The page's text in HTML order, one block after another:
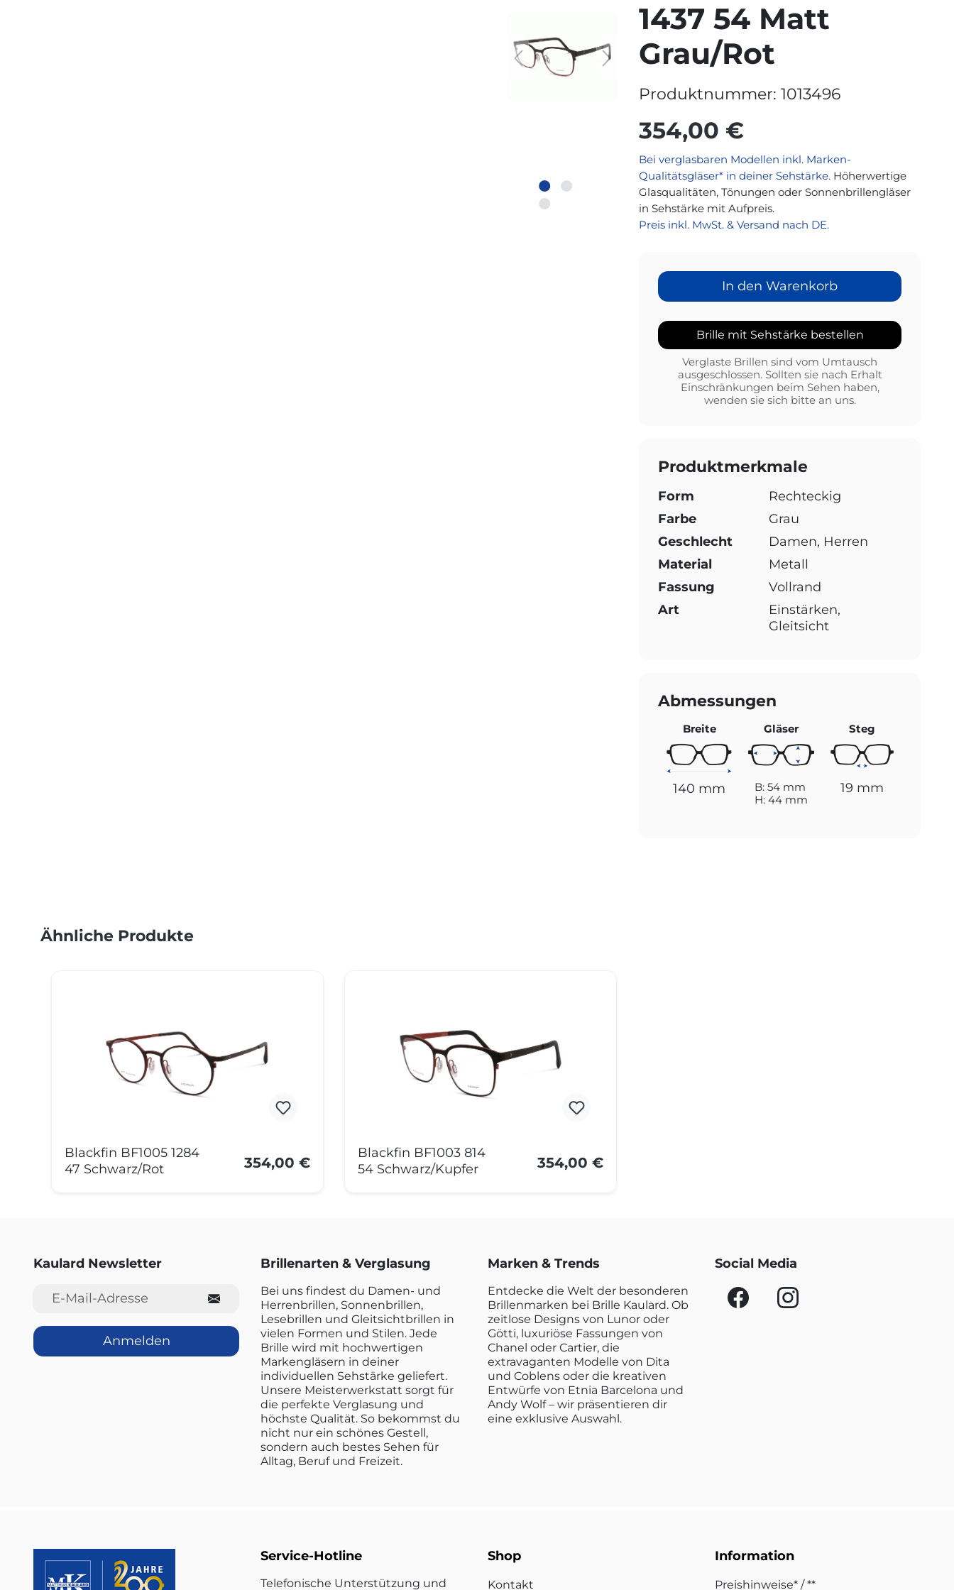
1437 54 Matt
Grau/Rot
Produktnummer:1013496
354,00 €
Bei verglasbaren Modellen inkl. Marken-
Qualitätsgläser* in deiner Sehstärke. Höherwertige
Glasqualitäten, Tönungen oder Sonnenbrillengläser
in Sehstärke mit Aufpreis.
Preis inkl. MwSt. & Versand nach DE.
In den Warenkorb
Brille mit Sehstärke bestellen
Verglaste Brillen sind vom Umtausch
ausgeschlossen. Sollten sie nach Erhalt
Einschränkungen beim Sehen haben,
wenden sie sich bitte an uns.
Produktmerkmale
Form
Rechteckig
Farbe
Grau
Geschlecht
Damen, Herren
Material
Metall
Fassung
Vollrand
Art
Einstärken,
Gleitsicht
Abmessungen
Breite
140 mm
Gläser
B: 54 mm
H: 44 mm
Steg
19 mm
Ähnliche Produkte
Blackfin BF1005 1284
47 Schwarz/Rot
354,00 €
Blackfin BF1003 814
54 Schwarz/Kupfer
354,00 €
Kaulard Newsletter
E-Mail-Adresse
Anmelden
Brillenarten & Verglasung
Bei uns findest du Damen- und
Herrenbrillen, Sonnenbrillen,
Lesebrillen und Gleitsichtbrillen in
vielen Formen und Stilen. Jede
Brille wird mit hochwertigen
Markengläsern in deiner
individuellen Sehstärke geliefert.
Unsere Meisterwerkstatt sorgt für
die perfekte Verglasung und
höchste Qualität. So bekommst du
nicht nur ein schönes Gestell,
sondern auch bestes Sehen für
Alltag, Beruf und Freizeit.
Marken & Trends
Entdecke die Welt der besonderen
Brillenmarken bei Brille Kaulard. Ob
zeitlose Designs von Lunor oder
Götti, luxuriöse Fassungen von
Chanel oder Cartier, die
extravaganten Modelle von Dita
und Coblens oder die kreativen
Entwürfe von Etnia Barcelona und
Andy Wolf – wir präsentieren dir
eine exklusive Auswahl.
Social Media
Service-Hotline
Telefonische Unterstützung und
Shop
Kontakt
Information
Preishinweise* / **